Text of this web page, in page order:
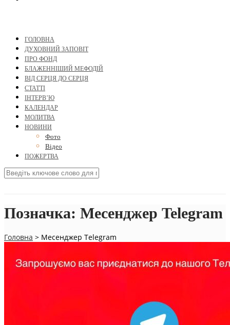
ГОЛОВНА
ДУХОВНИЙ ЗАПОВІТ
ПРО ФОНД
БЛАЖЕННІШИЙ МЕФОДІЙ
ВІД СЕРЦЯ ДО СЕРЦЯ
СТАТТІ
ІНТЕРВ’Ю
КАЛЕНДАР
МОЛИТВА
НОВИНИ
Фото
Відео
ПОЖЕРТВА
Позначка: Месенджер Telegram
Головна > Месенджер Telegram